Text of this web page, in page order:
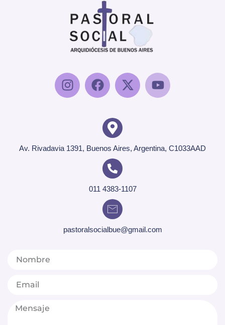
Av. Rivadavia 1391, Buenos Aires, Argentina, C1033AAD
011 4383-1107
pastoralsocialbue@gmail.com